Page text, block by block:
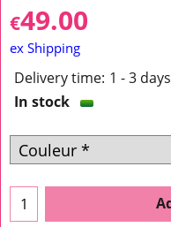
€49.00
ex Shipping
Delivery time: 1 - 3 days
In stock